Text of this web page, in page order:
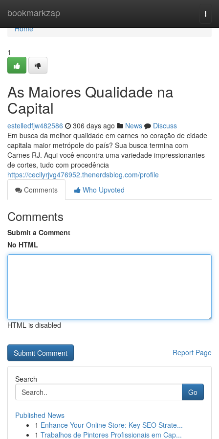
bookmarkzap
Home
Home
1
As Maiores Qualidade na
Capital
estelledfjw482586 306 days ago News
Discuss
Em busca da melhor qualidade em carnes no coração de cidade
capitala maior metrópole do país? Sua busca termina com
Carnes RJ. Aqui você encontra uma variedade impressionantes
de cortes, tudo com procedência
https://cecilyrjvg476952.thenerdsblog.com/profile
Comments
Who Upvoted
Comments
Submit a Comment
No HTML
HTML is disabled
Report Page
Search
Go
Published News
1 Enhance Your Online Store: Key SEO Strate...
1 Trabalhos de Pintores Profissionais em Cap...